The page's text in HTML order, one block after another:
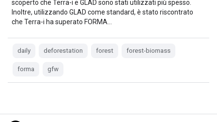
scoperto che Terra-i e GLAD sono stati utilizzati più spesso.
Inoltre, utilizzando GLAD come standard, è stato riscontrato
che Terra-i ha superato FORMA…
daily deforestation forest forest-biomass
forma gfw